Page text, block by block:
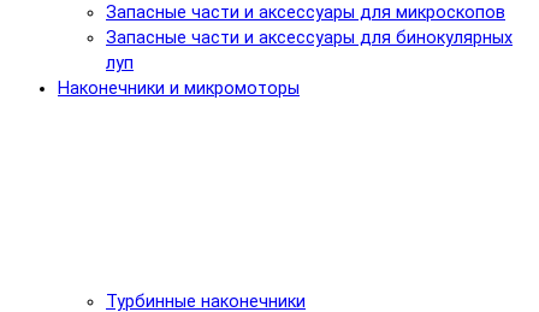
Запасные части и аксессуары для микроскопов
Запасные части и аксессуары для бинокулярных
луп
Наконечники и микромоторы
Турбинные наконечники